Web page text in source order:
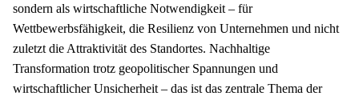
sondern als wirtschaftliche Notwendigkeit – für
Wettbewerbsfähigkeit, die Resilienz von Unternehmen und nicht
zuletzt die Attraktivität des Standortes. Nachhaltige
Transformation trotz geopolitischer Spannungen und
wirtschaftlicher Unsicherheit – das ist das zentrale Thema der